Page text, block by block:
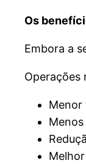
Os
Embora a
Operações
Menor